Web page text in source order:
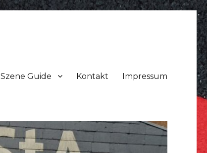
Szene Guide Kontakt Impressum